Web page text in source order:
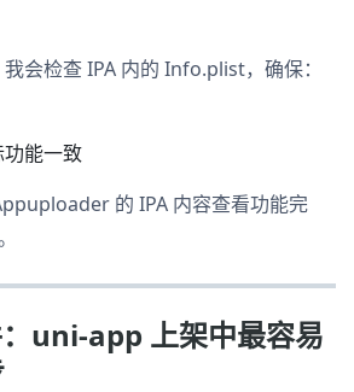
会检查 IPA 内的 Info.plist，确保：
能一致
的 IPA 内容查看功能完
uni-app 上架中最容易